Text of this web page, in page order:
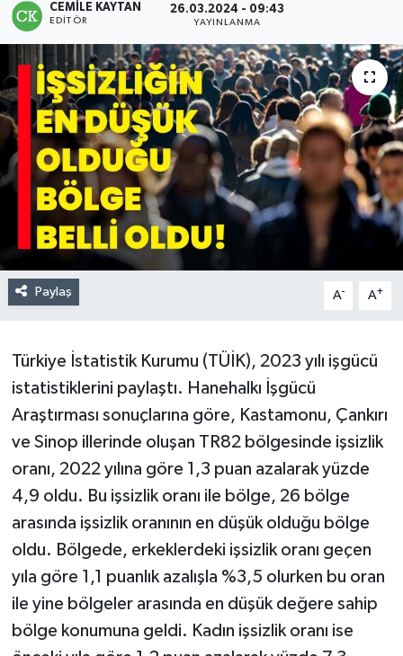
CEMILE KAYTAN
EDITÖR
26.03.2024 - 09:43
YAYINLANMA
Paylaş A- A+
Türkiye İstatistik Kurumu (TÜİK), 2023 yılı işgücü
istatistiklerini paylaştı. Hanehalkı İşgücü
Araştırması sonuçlarına göre, Kastamonu, Çankırı
ve Sinop illerinde oluşan TR82 bölgesinde işsizlik
oranı, 2022 yılına göre 1,3 puan azalarak yüzde
4,9 oldu. Bu işsizlik oranı ile bölge, 26 bölge
arasında işsizlik oranının en düşük olduğu bölge
oldu. Bölgede, erkeklerdeki işsizlik oranı geçen
yıla göre 1,1 puanlık azalışla %3,5 olurken bu oran
ile yine bölgeler arasında en düşük değere sahip
bölge konumuna geldi. Kadın işsizlik oranı ise